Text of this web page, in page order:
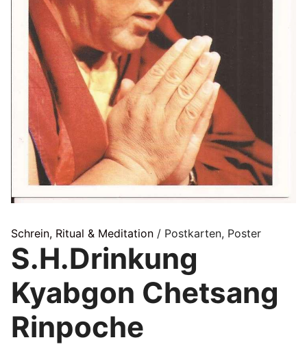
Schrein, Ritual & Meditation / Postkarten, Poster
S.H.Drinkung
Kyabgon Chetsang
Rinpoche